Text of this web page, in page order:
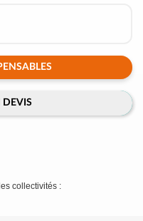
DEVIS
collectivités :